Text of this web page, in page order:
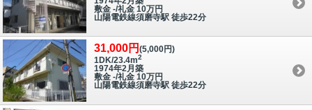
敷金 -/礼金 10万円
山陽電鉄線須磨寺駅 徒歩22分
31,000円 (5,000円)
1DK/23.4m2
1974年2月築
敷金 -/礼金 10万円
山陽電鉄線須磨寺駅 徒歩22分